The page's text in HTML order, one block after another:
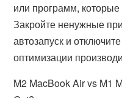
или программ,
Закройте ненужные
автозапуск и
оптимизации
M2 MacBook Air vs M1